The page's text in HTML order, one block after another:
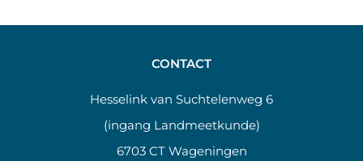
CONTACT
Hesselink van Suchtelenweg 6
(ingang Landmeetkunde)
6703 CT Wageningen